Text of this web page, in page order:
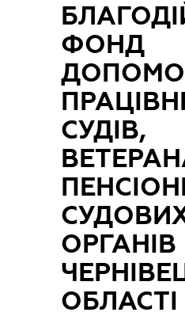
ФОНД
СУДІВ,
ОРГАНІВ
ОБЛАСТІ